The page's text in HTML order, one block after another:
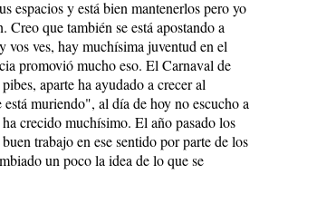
espacios y está bien mantenerlos pero yo
Creo que también se está apostando a
ves, hay muchísima juventud en el
promovió mucho eso. El Carnaval de
aparte ha ayudado a crecer al
muriendo", al día de hoy no escucho a
crecido muchísimo. El año pasado los
trabajo en ese sentido por parte de los
un poco la idea de lo que se